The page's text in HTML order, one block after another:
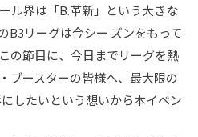
ル界は「B.革新」という大きな
B3リーグは今シー ズンをもって
の節目に、今日までリーグを熱
ブースターの皆様へ、最大限の
したいという想いから本イベン